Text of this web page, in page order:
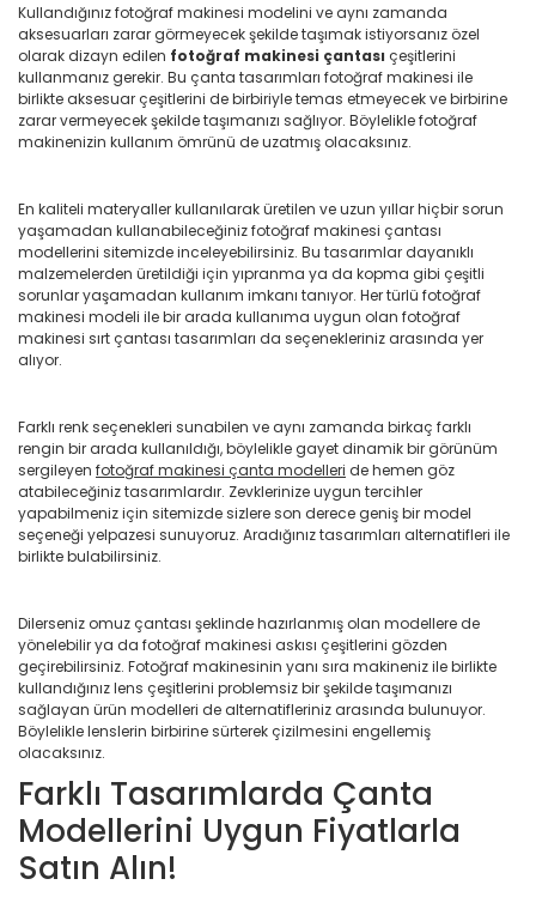
Kullandığınız fotoğraf makinesi modelini ve aynı zamanda
aksesuarları zarar görmeyecek şekilde taşımak istiyorsanız özel
olarak dizayn edilen fotoğraf makinesi çantası çeşitlerini
kullanmanız gerekir. Bu çanta tasarımları fotoğraf makinesi ile
birlikte aksesuar çeşitlerini de birbiriyle temas etmeyecek ve birbirine
zarar vermeyecek şekilde taşımanızı sağlıyor. Böylelikle fotoğraf
makinenizin kullanım ömrünü de uzatmış olacaksınız.
En kaliteli materyaller kullanılarak üretilen ve uzun yıllar hiçbir sorun
yaşamadan kullanabileceğiniz fotoğraf makinesi çantası
modellerini sitemizde inceleyebilirsiniz. Bu tasarımlar dayanıklı
malzemelerden üretildiği için yıpranma ya da kopma gibi çeşitli
sorunlar yaşamadan kullanım imkanı tanıyor. Her türlü fotoğraf
makinesi modeli ile bir arada kullanıma uygun olan fotoğraf
makinesi sırt çantası tasarımları da seçenekleriniz arasında yer
alıyor.
Farklı renk seçenekleri sunabilen ve aynı zamanda birkaç farklı
rengin bir arada kullanıldığı, böylelikle gayet dinamik bir görünüm
sergileyen fotoğraf makinesi çanta modelleri de hemen göz
atabileceğiniz tasarımlardır. Zevklerinize uygun tercihler
yapabilmeniz için sitemizde sizlere son derece geniş bir model
seçeneği yelpazesi sunuyoruz. Aradığınız tasarımları alternatifleri ile
birlikte bulabilirsiniz.
Dilerseniz omuz çantası şeklinde hazırlanmış olan modellere de
yönelebilir ya da fotoğraf makinesi askısı çeşitlerini gözden
geçirebilirsiniz. Fotoğraf makinesinin yanı sıra makineniz ile birlikte
kullandığınız lens çeşitlerini problemsiz bir şekilde taşımanızı
sağlayan ürün modelleri de alternatifleriniz arasında bulunuyor.
Böylelikle lenslerin birbirine sürterek çizilmesini engellemiş
olacaksınız.
Farklı Tasarımlarda Çanta
Modellerini Uygun Fiyatlarla
Satın Alın!